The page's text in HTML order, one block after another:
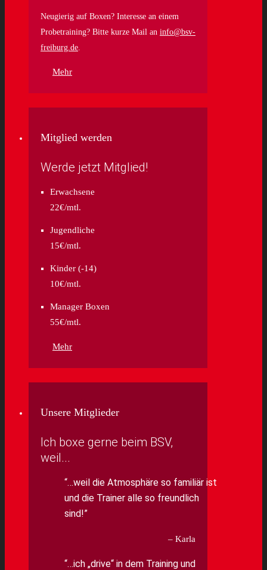
Neugierig auf Boxen? Interesse an einem
Probetraining? Bitte kurze Mail an info@bsv-
freiburg.de
Mehr
Mitglied werden
Werde jetzt Mitglied!
Erwachsene
22€/mtl.
Jugendliche
15€/mtl.
Kinder (-14)
10€/mtl.
Manager Boxen
55€/mtl.
Mehr
Unsere Mitglieder
Ich boxe gerne beim BSV,
weil...
…weil die Atmosphäre so familiär ist
und die Trainer alle so freundlich
sind!
Karla
…ich „drive“ in dem Training und